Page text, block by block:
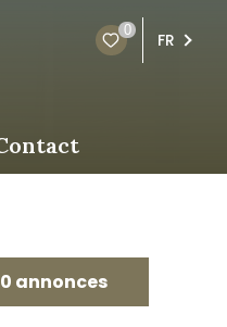
0 FR
contact
0 annonces